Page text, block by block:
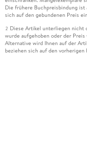
Die frühere Buchpreisbindung ist
sich auf den gebundenen Preis
2 Diese Artikel unterliegen nicht
wurde aufgehoben oder der
Alternative wird Ihnen auf der
beziehen sich auf den vorherigen